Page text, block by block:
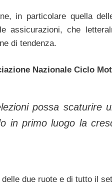
in particolare quella
assicurazioni, che
di tendenza.
Nazionale Ciclo
possa scaturire
in primo luogo la
due ruote e di tutto il